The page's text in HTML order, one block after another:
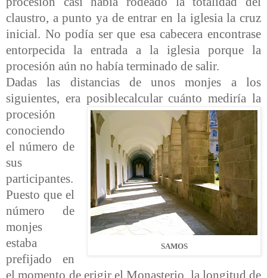
claustro, a punto ya de entrar en la iglesia la cruz
inicial. No podía ser que esa cabecera encontrase
entorpecida la entrada a la iglesia porque la
procesión aún no había terminado de salir.
Dadas las distancias de unos monjes a los
siguientes, era posible
SAMOS
calcular cuánto mediría la
procesión
conociendo
el número de
sus
participantes.
Puesto que el
número de
monjes
estaba
prefijado en
el momento de erigir el Monasterio, la longitud de